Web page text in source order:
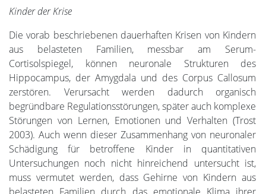
Kinder der Krise
Die vorab beschriebenen dauerhaften Krisen von Kindern
aus belasteten Familien, messbar am Serum-
Cortisolspiegel, können neuronale Strukturen des
Hippocampus, der Amygdala und des Corpus Callosum
zerstören. Verursacht werden dadurch organisch
begründbare Regulationsstörungen, später auch komplexe
Störungen von Lernen, Emotionen und Verhalten (Trost
2003). Auch wenn dieser Zusammenhang von neuronaler
Schädigung für betroffene Kinder in quantitativen
Untersuchungen noch nicht hinreichend untersucht ist,
muss vermutet werden, dass Gehirne von Kindern aus
belasteten Familien durch das emotionale Klima ihrer